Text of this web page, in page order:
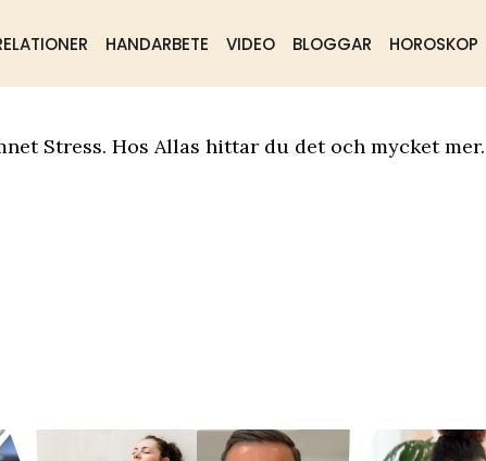
HANDARBETE VIDEO BLOGGAR HOROSKOP
Stress. Hos Allas hittar du det och mycket mer.